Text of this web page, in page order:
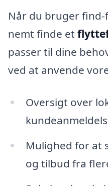
Når du bruger
nemt finde et
passer til dine
ved at anvende
Oversigt over
Mulighed for at
og tilbud fra